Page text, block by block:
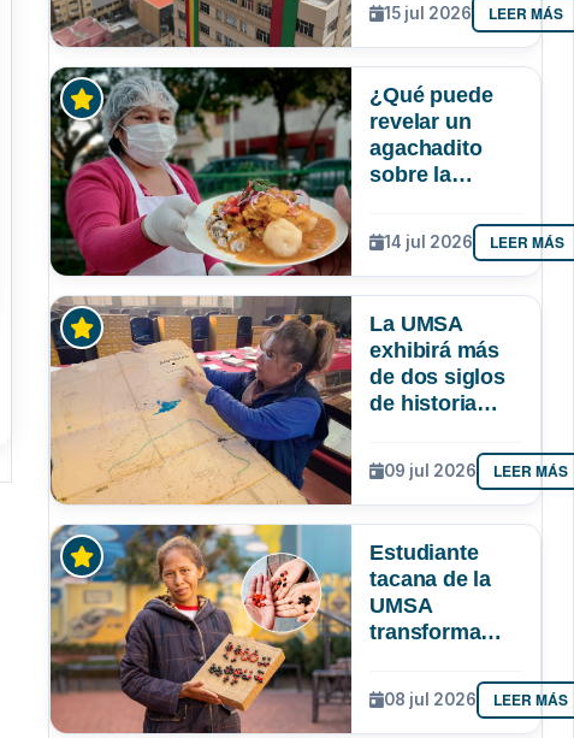
15 jul 2026 LEER MÁS
¿Qué puede
revelar un
agachadito
sobre la
paceña? Un
estudio
sociológico de
la respuesta
14 jul 2026 LEER MÁS
La UMSA
exhibirá más
de dos siglos
de historia
Larga Noche
de Museos
09 jul 2026 LEER MÁS
Estudiante
tacana de la
UMSA
transforma
amazónicas en
artesanías
08 jul 2026 LEER MÁS